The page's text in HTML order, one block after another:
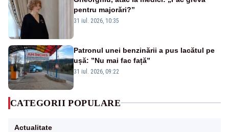
pentru majorări?”
31 iul. 2026, 10:35
Patronul unei benzinării a pus lacătul pe
ușă: ”Nu mai fac față”
31 iul. 2026, 09:22
CATEGORII POPULARE
Actualitate